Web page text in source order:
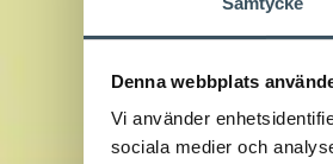
Denna webbplats
Vi använder
sociala medier och